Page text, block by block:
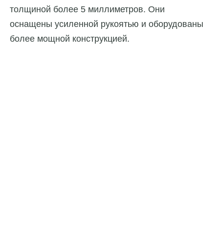
толщиной более 5 миллиметров. Они
оснащены усиленной рукоятью и оборудованы
более мощной конструкцией.